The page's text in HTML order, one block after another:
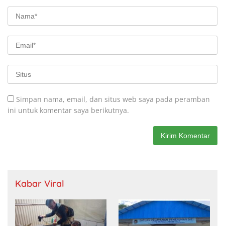
Simpan nama, email, dan situs web saya pada peramban
ini untuk komentar saya berikutnya.
Kabar Viral